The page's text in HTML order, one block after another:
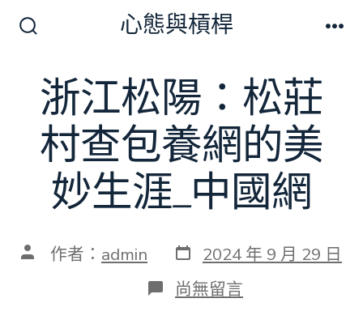
切
換
開
心態與槓桿
浙江松陽：松莊
村查包養網的美
妙生涯_中國網
文 作者： admin 發
表
日
期
2024 年 9 月 29 日
在
〈浙
尚無留言